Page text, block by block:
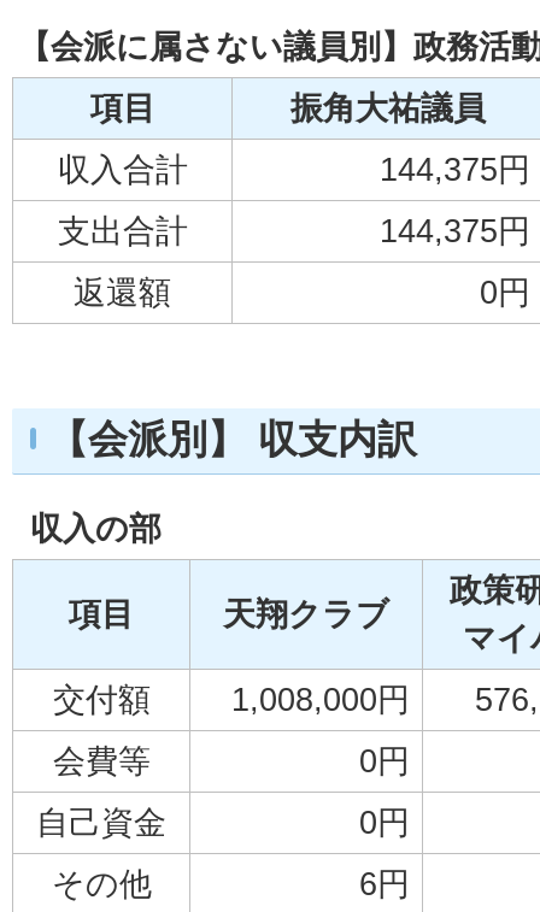
【会派に属さない議員別】政務活
項目
振角大祐議員
収入合計
144,375円
支出合計
144,375円
返還額
0円
【会派別】 収支内訳
収入の部
項目 天翔クラブ
政策
マイ
交付額
1,008,000円
会費等
0円
自己資金
0円
その他
6円